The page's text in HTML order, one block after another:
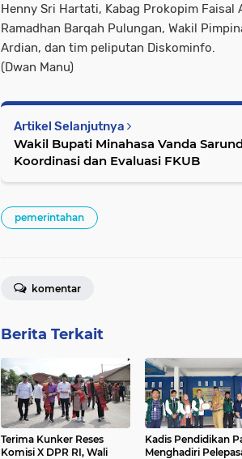
Henny Sri Hartati, Kabag Prokopim Faisal
Ramadhan Barqah Pulungan, Wakil
Ardian, dan tim peliputan Diskominfo.
(Dwan Manu)
Artikel Selanjutnya
Wakil Bupati Minahasa Vanda
Koordinasi dan Evaluasi FKUB
pemerintahan
komentar
Berita Terkait
Terima Kunker Reses
Komisi X DPR RI, Wali
Kadis Pendidikan
Menghadiri